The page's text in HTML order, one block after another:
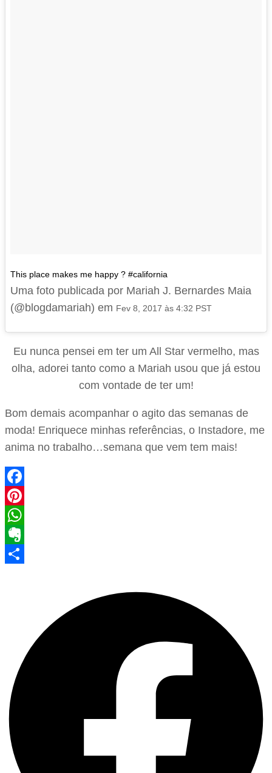
This place makes me happy ? #california
Uma foto publicada por Mariah J. Bernardes Maia
(@blogdamariah) em Fev 8, 2017 às 4:32 PST
Eu nunca pensei em ter um All Star vermelho, mas
olha, adorei tanto como a Mariah usou que já estou
com vontade de ter um!
Bom demais acompanhar o agito das semanas de
moda! Enriquece minhas referências, o Instadore, me
anima no trabalho…semana que vem tem mais!
Facebook
Pinterest
WhatsApp
Evernote